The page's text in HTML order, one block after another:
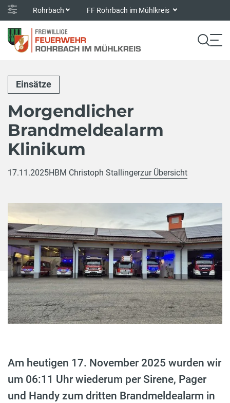
Rohrbach FF Rohrbach im Mühlkreis
Einsätze
Morgendlicher
Brandmeldealarm
Klinikum
17.11.2025HBM Christoph Stallingerzur Übersicht
Am heutigen 17. November 2025 wurden wir
um 06:11 Uhr wiederum per Sirene, Pager
und Handy zum dritten Brandmeldealarm in